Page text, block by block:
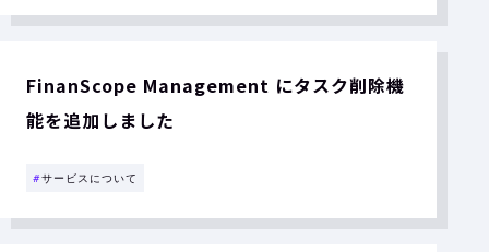
FinanScope Management にタスク削除機
能を追加しました
#サービスについて